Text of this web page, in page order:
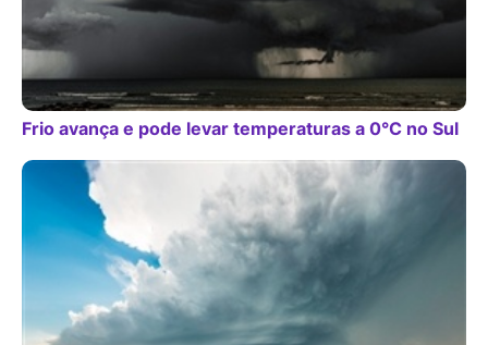
Frio avança e pode levar temperaturas a 0°C no Sul